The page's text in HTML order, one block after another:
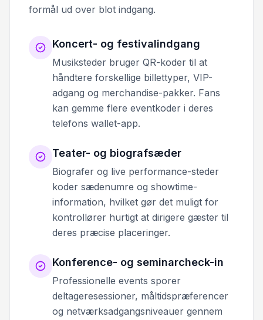
formål ud over blot indgang.
Koncert- og festivalindgang
Musiksteder bruger QR-koder til at
håndtere forskellige billettyper, VIP-
adgang og merchandise-pakker. Fans
kan gemme flere eventkoder i deres
telefons wallet-app.
Teater- og biografsæder
Biografer og live performance-steder
koder sædenumre og showtime-
information, hvilket gør det muligt for
kontrollører hurtigt at dirigere gæster til
deres præcise placeringer.
Konference- og seminarcheck-in
Professionelle events sporer
deltageresessioner, måltidspræferencer
og netværksadgangsniveauer gennem